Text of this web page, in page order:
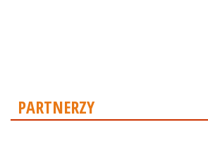
PARTNERZY